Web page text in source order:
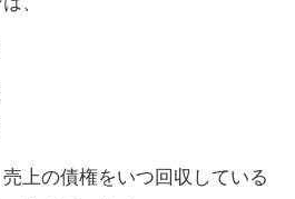
上の債権をいつ回収している